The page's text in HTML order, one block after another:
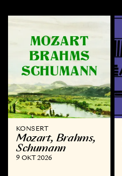
KONSERT
Mozart, Brahms,
Schumann
9 OKT 2026